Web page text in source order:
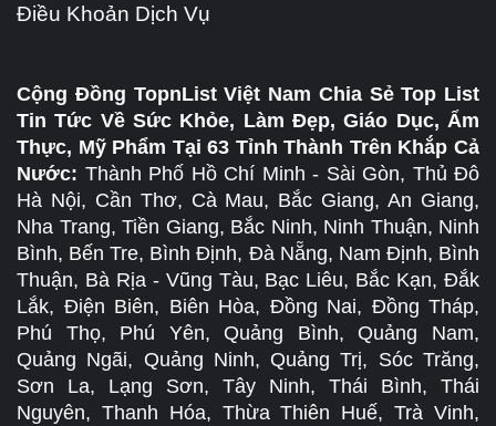
Điều Khoản Dịch Vụ
Cộng Đồng TopnList Việt Nam Chia Sẻ Top List
Tin Tức Về Sức Khỏe, Làm Đẹp, Giáo Dục, Ẩm
Thực, Mỹ Phẩm Tại 63 Tỉnh Thành Trên Khắp Cả
Nước: Thành Phố Hồ Chí Minh - Sài Gòn, Thủ Đô
Hà Nội, Cần Thơ, Cà Mau, Bắc Giang, An Giang,
Nha Trang, Tiền Giang, Bắc Ninh, Ninh Thuận, Ninh
Bình, Bến Tre, Bình Định, Đà Nẵng, Nam Định, Bình
Thuận, Bà Rịa - Vũng Tàu, Bạc Liêu, Bắc Kạn, Đắk
Lắk, Điện Biên, Biên Hòa, Đồng Nai, Đồng Tháp,
Phú Thọ, Phú Yên, Quảng Bình, Quảng Nam,
Quảng Ngãi, Quảng Ninh, Quảng Trị, Sóc Trăng,
Sơn La, Lạng Sơn, Tây Ninh, Thái Bình, Thái
Nguyên, Thanh Hóa, Thừa Thiên Huế, Trà Vinh,